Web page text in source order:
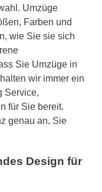
Umzüge
Farben und
wie Sie sie sich
Sie Umzüge in
wir immer ein
Service,
für Sie bereit.
genau an, Sie
Design für